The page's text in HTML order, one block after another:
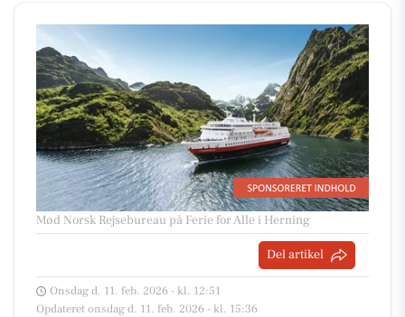
Mød Norsk Rejsebureau på Ferie for Alle i Herning
Del artikel
Onsdag d. 11. feb. 2026 - kl. 12:51
Opdateret onsdag d. 11. feb. 2026 - kl. 15:36